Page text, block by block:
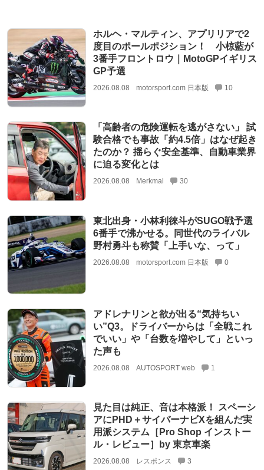
ホルヘ・マルティン、アプリリアで2
度目のポールポジション！ 小椋藍が
3番手フロントロウ｜MotoGPイギリス
GP予選
2026.08.08 motorsport.com 日本版 10
「高齢者の危険運転を逃がさない」 試
験合格でも事故「約4.5倍」はなぜ起き
たのか？ 揺らぐ安全基準、自動車業界
に迫る変化とは
2026.08.08 Merkmal 30
東北出身・小林利徠斗がSUGO戦予選
6番手で沸かせる。同世代のライバル
野村勇斗も称賛「上手いな、って」
2026.08.08 motorsport.com 日本版 0
アドレナリンと欲が出る“気持ちい
い”Q3。ドライバーからは「全戦これ
でいい」や「台数を増やして」といっ
た声も
2026.08.08 AUTOSPORT web 1
見た目は純正、音は本格派！ スペーシ
アにPHD＋サイバーナビXを組んだ実
用派システム［Pro Shop インストー
ル・レビュー］by 東京車楽
2026.08.08 レスポンス 3